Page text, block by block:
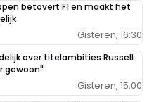
betovert F1 en maakt het
Gisteren, 16:30
over titelambities Russell:
gewoon"
Gisteren, 15:00